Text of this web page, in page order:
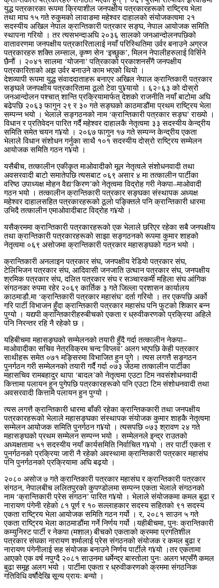
युद्ध पत्रकारका रूपमा क्रियाशील जनपक्षीय पत्रकारहरूको राष्ट्रिय भेला
तथा माघ १५ गते रुकुमको लावाङमा महेश्वर दाहालको संयोजकत्वमा २१
सदस्यीय अखिल नेपाल क्रान्तिकारी पत्रकार सङ्घ, नेपाल आयोजक समिति
स्थापना गरियो । तर त्यसभन्दाअघि २०३६ सालको जनआन्दोलनपछिको
वातावरणमा जनपक्षीय पत्रकारितालाई नयाँ परिस्थितिमा उर्वर बनाउने अग्रज
पत्रकारहरु शक्ति लम्साल, कृष्ण सेन ‘इच्छुक’, मिलन नेपालीहरुलाई विर्सिने
छैनौं । २०४१ सालमा ‘योजना’ पत्रिकाको प्रकाशनसँगै जनपक्षीय
पत्रकारिताको अझ उर्वर बनाउने काम भएको थियो ।
देशव्यापी रूपमा युद्ध संवाददाताहरू बनाएर अखिल नेपाल क्रान्तिकारी पत्रकार
सङ्घले जनपक्षीय पत्रकारितामा ठूलो टेवा पु¥यायो । ६२÷६३ को दोस्रो
जनआन्दोलन पश्चात् शान्ति प्रक्रियामार्फत् देशको राजनीति नयाँ बाटोमा अघि
बढेपछि २०६३ फागुन २९ र ३० गते सङ्घको काठमाडौंमा प्रथम राष्ट्रिय भेला
सम्पन्न भयो । भेलाले सङ्गठनको नाम ‘क्रान्तिकारी पत्रकार सङ्घ’ राख्यो ।
विधान र प्रतिवेदन पारित गर्दै महेश्वर दाहालकै नेतृत्वमा ३३ सदस्यीय केन्द्रीय
समिति समेत चयन ग¥यो । २०६७ फागुन १७ गते सम्पन्न केन्द्रीय एकता
भेलाले विधान संशोधन गर्नुका साथै १०१ सदस्यीय दोस्रो राष्ट्रिय सम्मेलन
आयोजक समिति गठन ग¥यो ।
यसैबीच, तत्कालीन एकीकृत माओवादीको मूल नेतृत्वले संशोधनवादी तथा
अवसरवादी बाटो समातेपछि त्यसबाट ०६९ असार ४ मा तत्कालीन पार्टीका
वरिष्ठ उपाध्यक्ष मोहन वैद्य‘किरण’को नेतृत्वमा विद्रोह गरी नेकपा–माओवादी
गठन भयो । तत्कालीन क्रान्तिकारी पत्रकार सङ्घका संस्थापक अध्यक्ष
महेश्वर दाहालसहित पत्रकारहरूको ठूलो पङ्क्तिले पनि क्रान्तिकारी धारमा
उभिदै तत्कालीन एमाओवादीबाट विद्रोह ग¥यो ।
यसैक्रममा क्रान्तिकारी पत्रकारहरूको एक भेलाले छरिएर रहेका सबै जनपक्षीय
तथा क्रान्तिकारी पत्रकारहरूको साझा सङ्गठनको रूपमा कुमार शाहको
नेतृत्वमा ०६९ असोजमा क्रान्तिकारी पत्रकार महासङ्घको गठन भयो ।
क्रान्तिकारी अनलाइन पत्रकार संघ, जनपक्षीय रेडियो पत्रकार संघ,
टेलिभिजन पत्रकार संघ, आदिवासी जनजाति उत्थान पत्रकार संघ, जनपक्षीय
श्रमिक पत्रकार संघ, दलित पत्रकार संघ र सञ्चारकर्मी महिला संघ आंगिक
संगठनका रुपमा रहेर २०६९ कार्तिक ३ गते जिल्ला प्रशासन कार्यालय
काठमाडौ.मा ‘क्रान्तिकारी पत्रकार महासंघ’ दर्ता गरियो । तर एकपछि अर्को
गरि पार्टी विभाजन हुँदा क्रान्तिकारी पत्रकार महासंघ पनि फुटको शिकार बन्न
पुग्यो । यद्यपी क्रान्तिकारीहरुबीचको एकता र ध्रुवीकरणको प्रक्रिया अहिले
पनि निरन्तर रहि नै रहेको छ ।
यहिबीचमा महासङ्घको सम्मेलनको तयारी हुँदै गर्दा तत्कालीन नेकपा–
माओवादीका सचिव नेत्रविक्रम चन्द‘विप्लव’ अलग भएपछि केही पत्रकार
साथीहरू समेत ०७१ मङ्सिरमा विभाजित हुन पुगे । त्यस लगत्तै सङ्गठन
पुनर्गठन गरी सम्मेलनको तयारी गर्दै गर्दा ०७३ जेठमा तत्कालीन पार्टीका
महासचिव रामबहादुर थापा ‘बादल’को नेतृत्वमा एउटा टिम नवसंशोधनवादी
कित्तामा पलायन हुन पुगेपछि पत्रकारहरूको पनि एउटा टिम संशोधनवादी तथा
अवसरवादी कित्तामै पलायन हुन पुग्यो ।
त्यस लगत्तै क्रान्तिकारी धारमा बाँकी रहेका क्रान्तिककारी तथा जनपक्षीय
पत्रकारहरूको भेलाले महासङ्घका संस्थापक संयोजक कुमार शाहकै नेतृत्वमा
सम्मेलन आयोजक समिति पुनर्गठन ग¥यो । त्यसपछि ०७३ श्रावण २४ गते
महासङ्घको प्रथम सम्मेलन सम्पन्न भयो । सम्मेलनले इन्द्र राउतको
अध्यक्षतामा ५१ सदस्यीय नयाँ कार्यसमिति निर्वाचित ग¥यो । तर पार्टी एकता र
पुनर्गठनको प्रक्रिया जारी नै रहेको अवस्थामा क्रान्तिकारी पत्रकार महासंघ
पनि पुनर्गठनको प्रक्रियामा अघि बढ्यो ।
२०८० असोज ७ गते क्रान्तिकारी पत्रकार महासंघ र क्रान्तिकारी पत्रकार
संगठन, नेपालबीच ललितपुरको कुपण्डोलमा सम्पन्न एकता भेलाले संगठनको
नाम ‘क्रान्तिकारी प्रेस संगठन’ पारित ग¥यो । भेलाले संयोजकमा कमल बुढा र
नारायण पंगेनी रहेको ८१ पूर्ण र १० सल्लाहकार सदस्य सहितको ९१ सदस्य
एकता राष्ट्रिय भेला आयोजक समिति गठन गर्यो । र, २०८१ साउन ५ गते
एकता राष्ट्रिय भेला काठमाडौंमा गर्ने निर्णय गर्यो ।यहीबीचमा, पुनः क्रान्तिकारी
कम्युनिस्ट पार्टी र नेकपा (मशाल) बीचको एकताको क्रममा प्रगतिशील
पत्रकार संघका नारायण शर्मालाई प्रेस संगठनको संयोजक र कमल बुढा र
नारायण पंगेनीलाई सह संयोजक बनाउने निर्णय पार्टीले ग¥यो ।तर एकतामा
आएको एक वर्ष नपुग्दै २०८१ साउनमा धर्मेन्द्र बास्तोला पुनः अलग भएसँगै कमल
बुढा समूह अलग भयो । पार्टीमा एकता र ध्रुवीकरणको क्रममा संगठनिक
गतिविधि वर्षौदेखि सून्य प्रायः बन्यो ।